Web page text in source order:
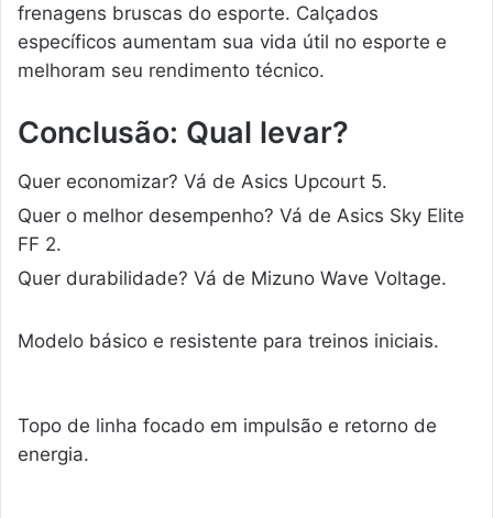
frenagens bruscas do esporte. Calçados
específicos aumentam sua vida útil no esporte e
melhoram seu rendimento técnico.
Conclusão: Qual levar?
Quer economizar? Vá de Asics Upcourt 5.
Quer o melhor desempenho? Vá de Asics Sky Elite
FF 2.
Quer durabilidade? Vá de Mizuno Wave Voltage.
Modelo básico e resistente para treinos iniciais.
Topo de linha focado em impulsão e retorno de
energia.